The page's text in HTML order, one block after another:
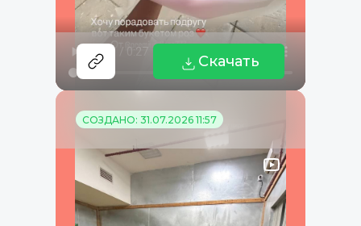
Скачать
СОЗДАНО: 31.07.2026 11:57